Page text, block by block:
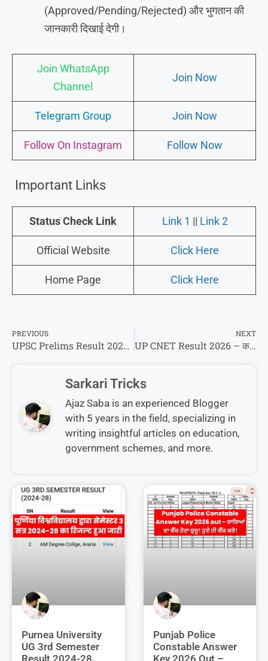
(Approved/Pending/Rejected) और भुगतान की
जानकारी दिखाई देगी।
Join WhatsApp
Channel
Join Now
Telegram Group Join Now
Follow On Instagram Follow Now
Important Links
Status Check Link Link 1 || Link 2
Official Website Click Here
Home Page Click Here
PREVIOUS
UPSC Prelims Result 2026 – चेक करें यहां से अपना डायरेक्ट रिजल्ट और कट ऑफ लिस्ट देखें !
NEXT
UP CNET Result 2026 – कट ऑफ लिस्ट और रिजल्ट चेक करें यहां से डायरेक्ट !
Sarkari Tricks
Ajaz Saba is an experienced Blogger
with 5 years in the field, specializing in
writing insightful articles on education,
government schemes, and more.
Purnea University
UG 3rd Semester
Result 2024-28
Punjab Police
Constable Answer
Key 2026 Out –